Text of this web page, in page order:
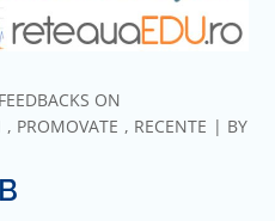
ON
, PROMOVATE , RECENTE
BY